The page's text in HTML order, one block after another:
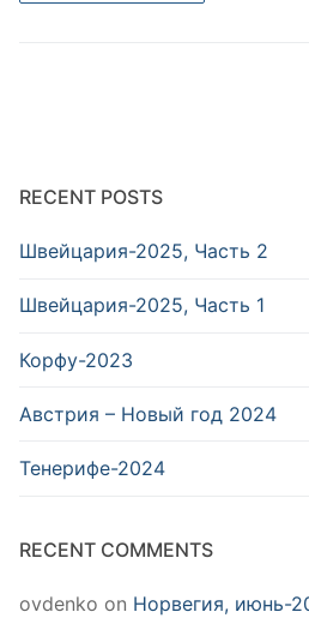
RECENT POSTS
Швейцария-2025, Часть 2
Швейцария-2025, Часть 1
Корфу-2023
Австрия – Новый год 2024
Тенерифе-2024
RECENT COMMENTS
ovdenko on Норвегия, июнь-